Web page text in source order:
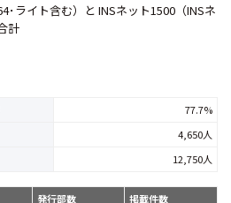
･ライト含む）と INSネット1500（INSネ
計
77.7%
4,650人
12,750人
発行部数 掲載件数